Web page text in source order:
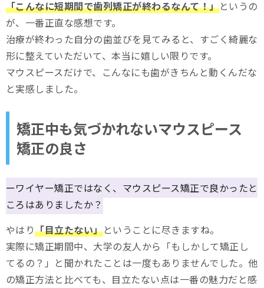
「こんなに短期間で歯列矯正が終わるなんて！」というの
が、一番正直な感想です。
治療が終わった自分の歯並びを見てみると、すごく綺麗な
形に整えていただいて、本当に嬉しい限りです。
マウスピースだけで、こんなにも歯がきちんと動くんだな
と実感しました。
矯正中も気づかれないマウスピース
矯正の良さ
ーワイヤー矯正ではなく、マウスピース矯正で良かったと
ころはありましたか？
やはり「目立たない」ということに尽きますね。
実際に矯正期間中、大学の友人から「もしかして矯正し
てるの？」と聞かれたことは一度もありませんでした。他
の矯正方法と比べても、目立たない点は一番の魅力だと感